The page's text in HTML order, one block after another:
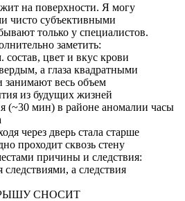
на поверхности. Я могу
чисто субъективными
только у специалистов.
заметить:
цвет и вкус крови
а глаза квадратными
занимают весь объем
из будущих жизней
(~30 мин) в районе аномалии часы
через дверь стала старше
проходит сквозь стену
причины и следствия:
а следствия
КРЫШУ СНОСИТ